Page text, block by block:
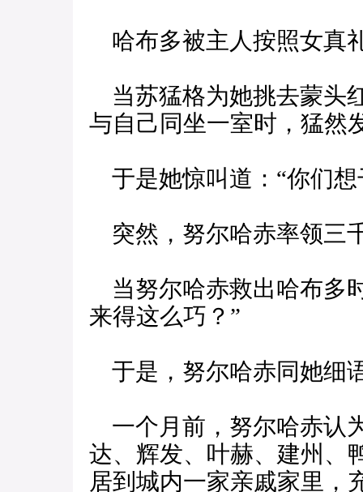
哈布多被主人按照女真
当苏猛格为她挑去蒙头
与自己同坐一室时，猛然
于是她惊叫道：“你们想
突然，努尔哈赤率领三
当努尔哈赤救出哈布多
来得这么巧？”
于是，努尔哈赤同她细
一个月前，努尔哈赤认
达、辉发、叶赫、建州、
居到城内一家亲戚家里，